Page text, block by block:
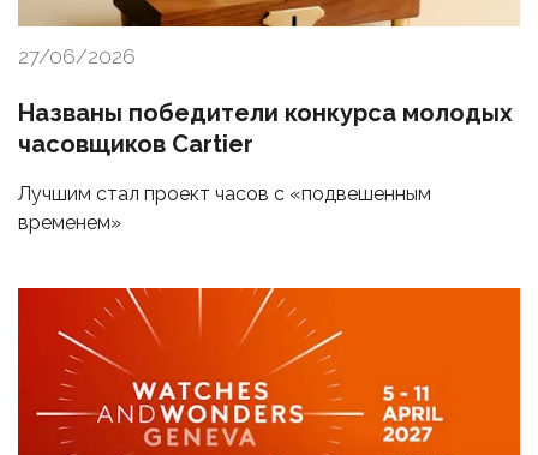
27/06/2026
Названы победители конкурса молодых
часовщиков Cartier
Лучшим стал проект часов с «подвешенным
временем»